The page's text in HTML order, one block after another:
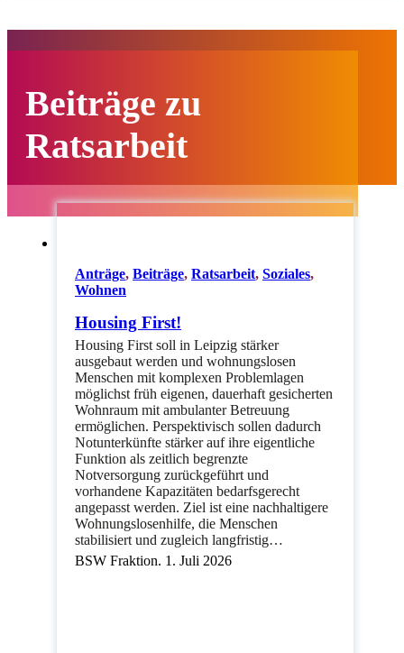
Beiträge zu
Ratsarbeit
Anträge, Beiträge, Ratsarbeit, Soziales,
Wohnen
Housing First!
Housing First soll in Leipzig stärker
ausgebaut werden und wohnungslosen
Menschen mit komplexen Problemlagen
möglichst früh eigenen, dauerhaft gesicherten
Wohnraum mit ambulanter Betreuung
ermöglichen. Perspektivisch sollen dadurch
Notunterkünfte stärker auf ihre eigentliche
Funktion als zeitlich begrenzte
Notversorgung zurückgeführt und
vorhandene Kapazitäten bedarfsgerecht
angepasst werden. Ziel ist eine nachhaltigere
Wohnungslosenhilfe, die Menschen
stabilisiert und zugleich langfristig…
BSW Fraktion. 1. Juli 2026